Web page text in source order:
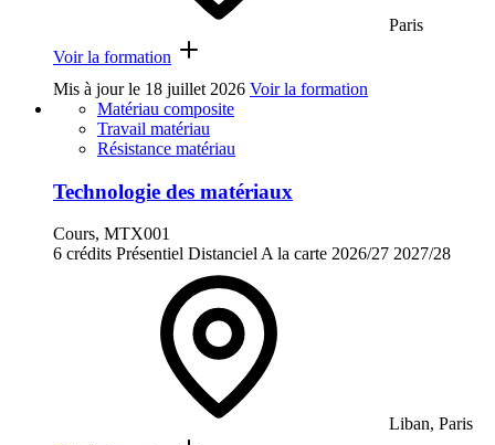
Paris
Voir la formation
Mis à jour le 18 juillet 2026 Voir la formation
Matériau composite
Travail matériau
Résistance matériau
Technologie des matériaux
Cours, MTX001
6 crédits Présentiel Distanciel A la carte 2026/27 2027/28
Liban, Paris